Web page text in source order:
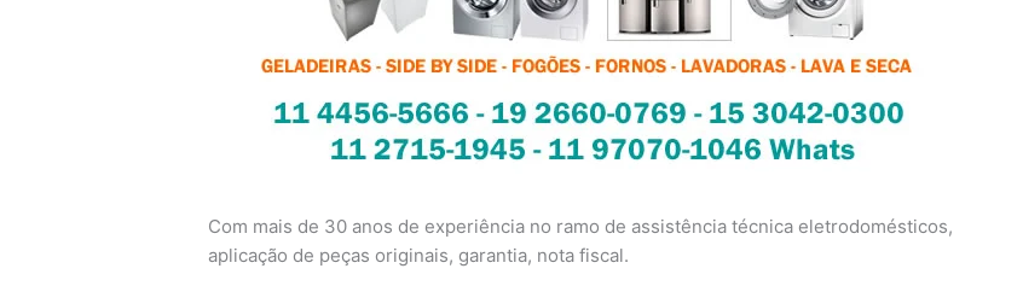
Com mais de 30 anos de experiência no ramo de assistência técnica eletrodomésticos,
aplicação de peças originais, garantia, nota fiscal.